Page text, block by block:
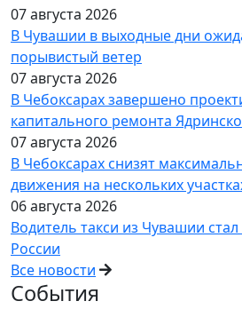
07 августа 2026
В Чувашии в выходные дни
порывистый ветер
07 августа 2026
В Чебоксарах завершено
капитального ремонта
07 августа 2026
В Чебоксарах снизят
движения на нескольких
06 августа 2026
Водитель такси из Чувашии
России
Все новости
События